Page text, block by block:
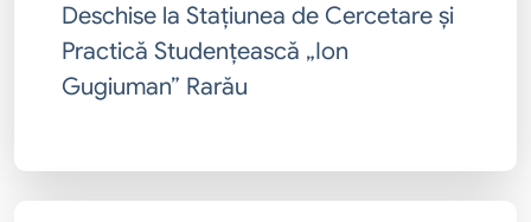
Deschise la Stațiunea de Cercetare și
Practică Studențească „Ion
Gugiuman” Rarău